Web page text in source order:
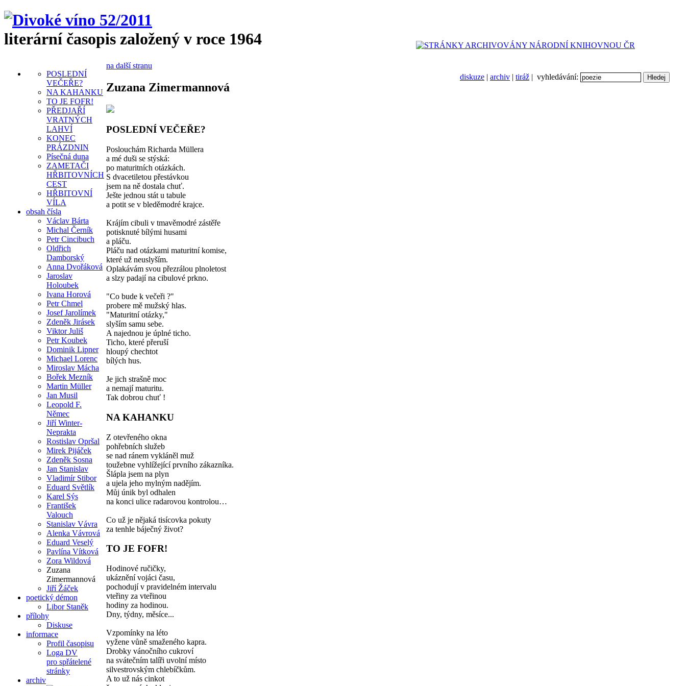
literární časopis založený v roce 1964
diskuze | archiv | tiráž | vyhledávání:
POSLEDNÍ
VEČEŘE?
NA KAHANKU
TO JE FOFR!
PŘEDJAŘÍ
VRATNÝCH
LAHVÍ
KONEC
PRÁZDNIN
Písečná duna
ZAMETAČI
HŘBITOVNÍCH
CEST
HŘBITOVNÍ
VÍLA
obsah čísla
Václav Bárta
Michal Černík
Petr Cincibuch
Oldřich
Damborský
Anna Dvořáková
Jaroslav
Holoubek
Ivana Horová
Petr Chmel
Josef Jarolímek
Zdeněk Jirásek
Viktor Juliš
Petr Koubek
Dominik Lipner
Michael Lorenc
Miroslav Mácha
Bořek Mezník
Martin Müller
Jan Musil
Leopold F.
Němec
Jiří Winter-
Neprakta
Rostislav Opršal
Mirek Pijáček
Zdeněk Sosna
Jan Stanislav
Vladimír Stibor
Eduard Světlík
Karel Sýs
František
Valouch
Stanislav Vávra
Alenka Vávrová
Eduard Veselý
Pavlína Vítková
Zora Wildová
Zuzana
Zimermannová
Jiří Žáček
poetický démon
Libor Staněk
přílohy
Diskuse
informace
Profil časopisu
Loga DV
pro spřátelené
stránky
archiv
na další stranu
Zuzana Zimermannová
POSLEDNÍ VEČEŘE?
Poslouchám Richarda Müllera
a mé duši se stýská:
po maturitních otázkách.
S dvacetiletou přestávkou
jsem na ně dostala chuť.
Ješte jednou stát u tabule
a potit se v bleděmodré krajce.
Krájím cibuli v tmavěmodré zástěře
potisknuté bílými husami
a pláču.
Pláču nad otázkami maturitní komise,
které už neuslyším.
Oplakávám svou přezrálou plnoletost
a slzy padají na cibulové prkno.
"Co bude k večeři ?"
probere mě mužský hlas.
"Maturitní otázky,"
slyším samu sebe.
A najednou je úplné ticho.
Ticho, které přeruší
hloupý chechtot
bílých hus.
Je jich strašně moc
a nemají maturitu.
Tak dobrou chuť !
NA KAHANKU
Z otevřeného okna
pohřebních služeb
se nad ránem vykláněl muž
toužebne vyhlížející prvního zákazníka.
Šlápla jsem na plyn
a ujela jeho mylným nadějím.
Můj únik byl odhalen
na konci ulice radarovou kontrolou…
Co už je nějaká tisícovka pokuty
za tenhle báječný život?
TO JE FOFR!
Hodinové ručičky,
ukáznění vojáci času,
pochodují v pravidelném intervalu
vteřiny za vteřinou
hodiny za hodinou.
Dny, týdny, měsíce...
Vzpomínky na léto
vyžene vůně smaženého kapra.
Drobky vánočního cukroví
na svátečním talíři uvolní místo
silvestrovským chlebíčkům.
A to už nás cinkot